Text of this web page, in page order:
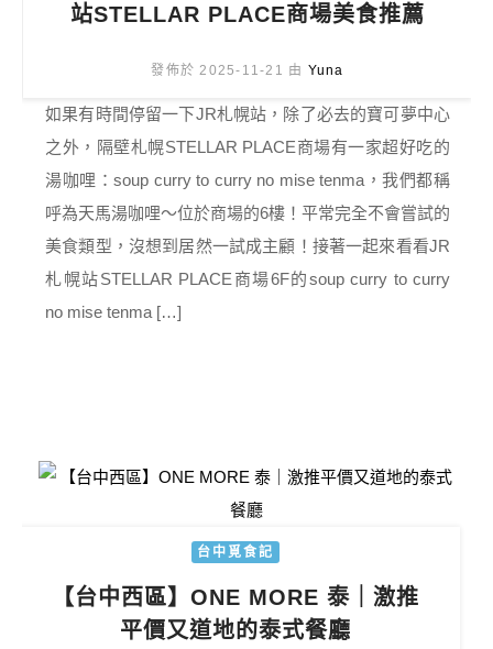
站STELLAR PLACE商場美食推薦
發佈於 2025-11-21 由 Yuna
如果有時間停留一下JR札幌站，除了必去的寶可夢中心
之外，隔壁札幌STELLAR PLACE商場有一家超好吃的
湯咖哩：soup curry to curry no mise tenma，我們都稱
呼為天馬湯咖哩～位於商場的6樓！平常完全不會嘗試的
美食類型，沒想到居然一試成主顧！接著一起來看看JR
札幌站STELLAR PLACE商場6F的soup curry to curry
no mise tenma […]
台中覓食記
【台中西區】ONE MORE 泰｜激推
平價又道地的泰式餐廳